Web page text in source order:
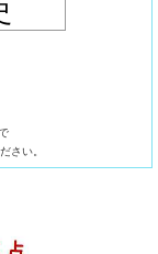
さい。